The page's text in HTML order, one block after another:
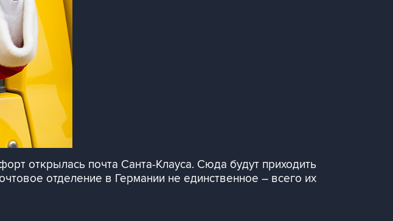
открылась почта Санта-Клауса. Сюда будут приходить
отделение в Германии не единственное – всего их